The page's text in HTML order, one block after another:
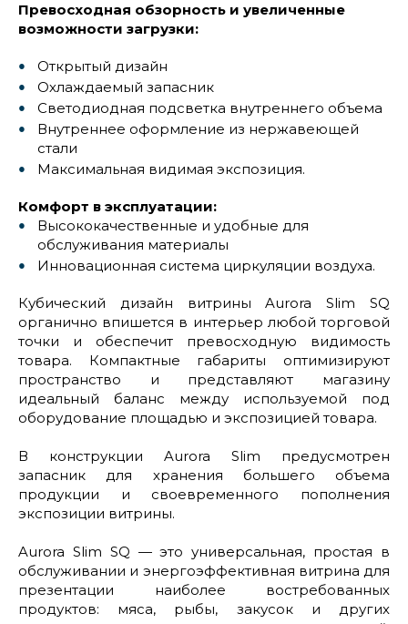
Превосходная обзорность и увеличенные
возможности загрузки:
Открытый дизайн
Охлаждаемый запасник
Светодиодная подсветка внутреннего объема
Внутреннее оформление из нержавеющей
стали
Максимальная видимая экспозиция.
Комфорт в эксплуатации:
Высококачественные и удобные для
обслуживания материалы
Инновационная система циркуляции воздуха.
Кубический дизайн витрины Aurora Slim SQ
органично впишется в интерьер любой торговой
точки и обеспечит превосходную видимость
товара. Компактные габариты оптимизируют
пространство и представляют магазину
идеальный баланс между используемой под
оборудование площадью и экспозицией товара.
В конструкции Aurora Slim предусмотрен
запасник для хранения большего объема
продукции и своевременного пополнения
экспозиции витрины.
Aurora Slim SQ — это универсальная, простая в
обслуживании и энергоэффективная витрина для
презентации наиболее востребованных
продуктов: мяса, рыбы, закусок и других